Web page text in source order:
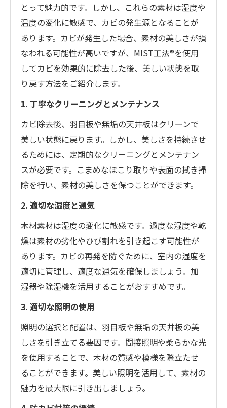
とって魅力的です。しかし、これらの素材は湿度や
温度の変化に敏感で、カビの発生源となることが
あります。カビが発生した場合、素材の美しさが損
なわれる可能性が高いですが、MIST工法®を使用
してカビを効果的に除去した後、美しい状態を取
り戻す方法をご紹介します。
1. 丁寧なクリーニングとメンテナンス
カビ除去後、羽目板や無垢の天井板はクリーンで
美しい状態に戻ります。しかし、美しさを持続させ
るためには、定期的なクリーニングとメンテナン
スが必要です。こまめなほこり取りや表面の拭き掃
除を行い、素材の美しさを保つことができます。
2. 適切な湿度と通気
木材素材は湿度の変化に敏感です。過度な湿度や乾
燥は素材の劣化やひび割れを引き起こす可能性が
あります。カビの再発を防ぐために、室内の湿度を
適切に管理し、適度な通気を確保しましょう。加
湿器や除湿機を活用することがおすすめです。
3. 適切な照明の使用
照明の選択と配置は、羽目板や無垢の天井板の美
しさを引き立てる要因です。間接照明や柔らかな光
を使用することで、木材の質感や模様を際立たせ
ることができます。美しい照明を活用して、素材の
魅力を最大限に引き出しましょう。